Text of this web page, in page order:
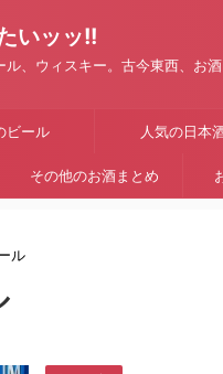
いッッ!!
ル、ウィスキー。古今東西、お
ビール 人気の日本
その他のお酒まとめ
ル